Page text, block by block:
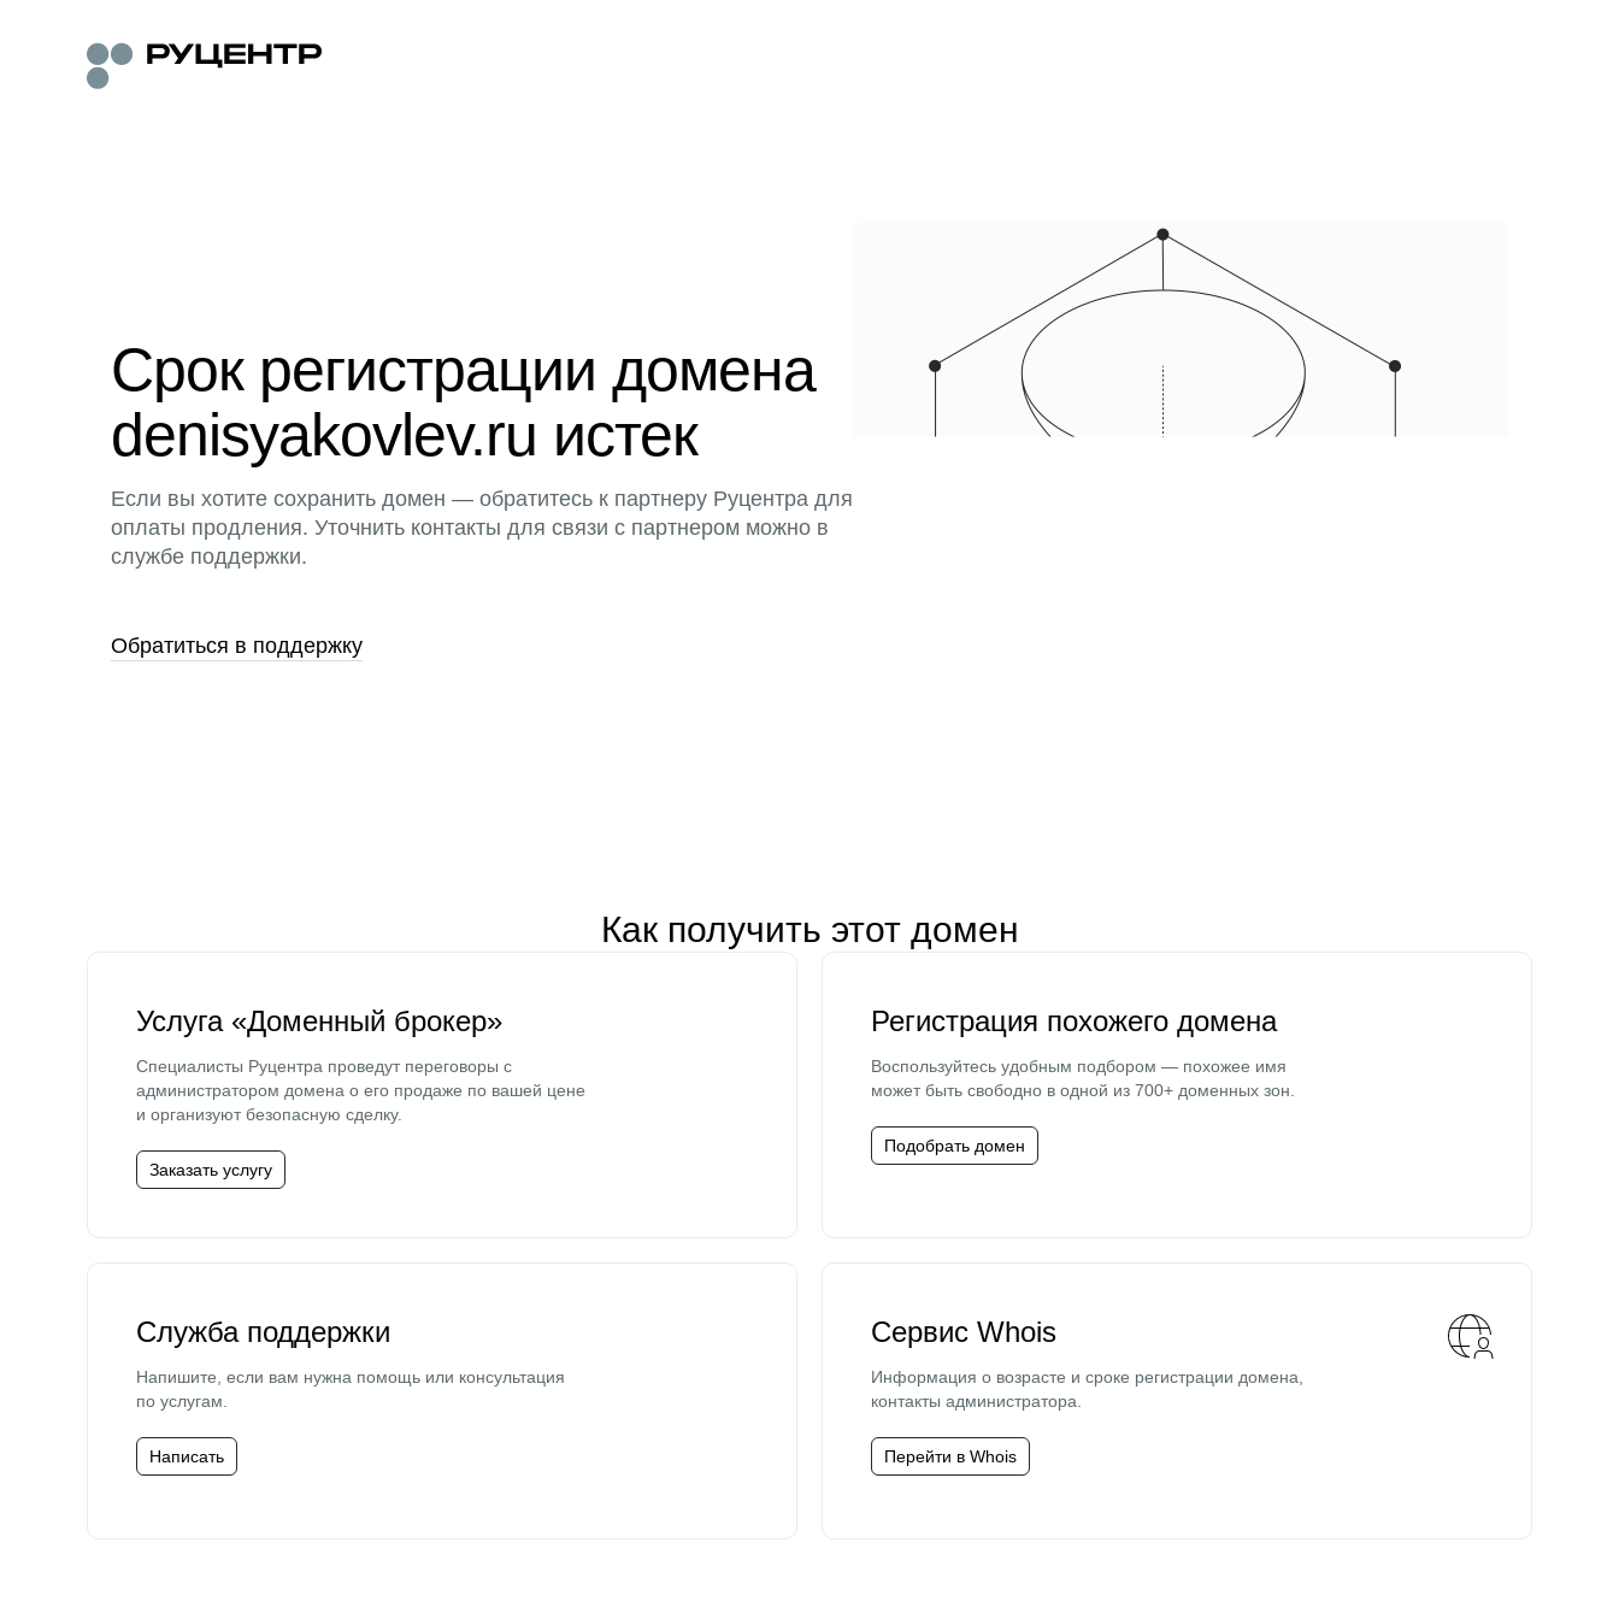
Срок регистрации домена
denisyakovlev.ru истек
Если вы хотите сохранить домен — обратитесь к партнеру Руцентра для
оплаты продления. Уточнить контакты для связи с партнером можно в
службе поддержки.
Обратиться в поддержку
Как получить этот домен
Услуга «Доменный брокер»
Специалисты Руцентра проведут переговоры с
администратором домена о его продаже по вашей цене
и организуют безопасную сделку.
Заказать услугу
Регистрация похожего домена
Воспользуйтесь удобным подбором — похожее имя
может быть свободно в одной из 700+ доменных зон.
Подобрать домен
Служба поддержки
Напишите, если вам нужна помощь или консультация
по услугам.
Написать
Сервис Whois
Информация о возрасте и сроке регистрации домена,
контакты администратора.
Перейти в Whois